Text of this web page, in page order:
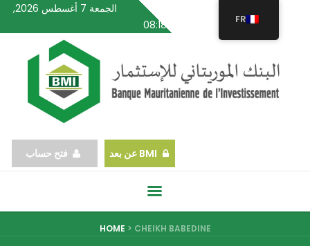
الجمعة 7 أغسطس 2026,
08:18
BMI عن بعد فتح حساب
HOME > CHEIKH BABEDINE
FR